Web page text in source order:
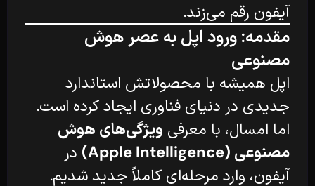
آیفون رقم می‌زند.
مقدمه: ورود اپل به عصر هوش
مصنوعی
اپل همیشه با محصولاتش استاندارد
جدیدی در دنیای فناوری ایجاد کرده است.
اما امسال، با معرفی ویژگی‌های هوش
مصنوعی (Apple Intelligence)
در
آیفون، وارد مرحله‌ای کاملاً جدید شدیم.